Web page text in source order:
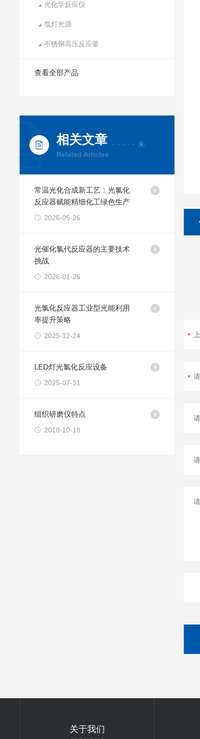
光化学反应仪
氙灯光源
不锈钢高压反应釜
查看全部产品
相关文章
Related Articles
常温光化合成新工艺：光氯化
反应器赋能精细化工绿色生产
2026-05-26
光催化氯代反应器的主要技术
挑战
2026-01-26
光氯化反应器工业型光能利用
率提升策略
2025-12-24
LED灯光氯化反应设备
2025-07-31
组织研磨仪特点
2018-10-18
关于我们